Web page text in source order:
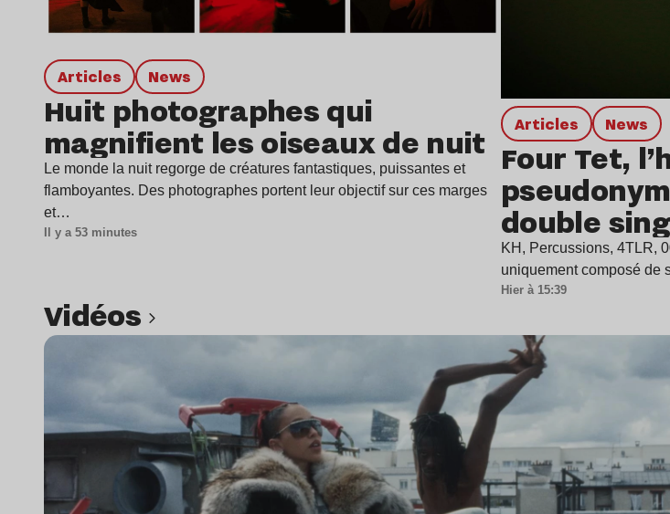
Articles news
Huit photographes qui
magnifient les oiseaux de nuit
Le monde la nuit regorge de créatures fantastiques, puissantes et
flamboyantes. Des photographes portent leur objectif sur ces marges
et…
Il y a 53 minutes
Articles news
Four Tet,
double
KH, Percussions, 4TLR,
uniquement composé de
Hier à 15:39
Vidéos
l’article